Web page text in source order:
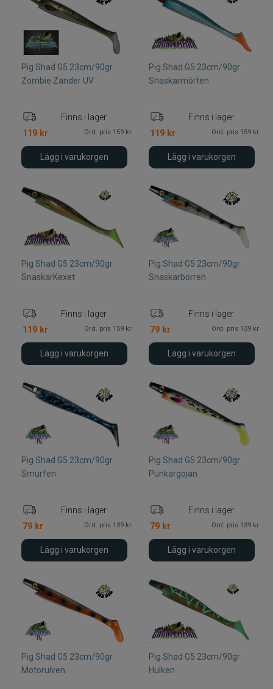
Pig Shad G5 23cm/90gr
Zombie Zander UV
Finns i lager
119 kr Ord. pris 159 kr
Lägg i varukorgen
Pig Shad G5 23cm/90gr
Snaskarmörten
Finns i lager
119 kr Ord. pris 159 kr
Lägg i varukorgen
Pig Shad G5 23cm/90gr
SnaskarKexet
Finns i lager
119 kr Ord. pris 159 kr
Lägg i varukorgen
Pig Shad G5 23cm/90gr
Snaskarborren
Finns i lager
79 kr Ord. pris 139 kr
Lägg i varukorgen
Pig Shad G5 23cm/90gr
Smurfen
Finns i lager
79 kr Ord. pris 139 kr
Lägg i varukorgen
Pig Shad G5 23cm/90gr
Punkargojan
Finns i lager
79 kr Ord. pris 139 kr
Lägg i varukorgen
Pig Shad G5 23cm/90gr
Motorulven
Pig Shad G5 23cm/90gr
Hulken